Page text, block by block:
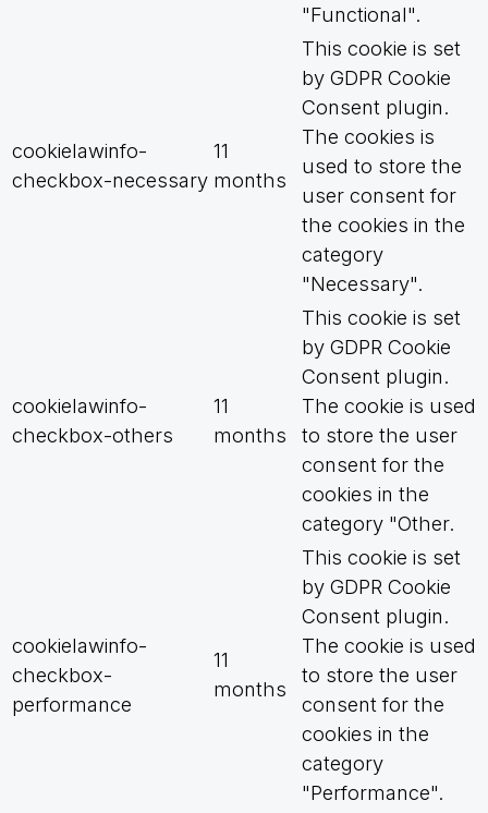
"Functional".
cookielawinfo-
checkbox-necessary
11
months
This cookie is set
by GDPR Cookie
Consent plugin.
The cookies is
used to store the
user consent for
the cookies in the
category
"Necessary".
cookielawinfo-
checkbox-others
11
months
This cookie is set
by GDPR Cookie
Consent plugin.
The cookie is used
to store the user
consent for the
cookies in the
category "Other.
cookielawinfo-
checkbox-
performance
11
months
This cookie is set
by GDPR Cookie
Consent plugin.
The cookie is used
to store the user
consent for the
cookies in the
category
"Performance".